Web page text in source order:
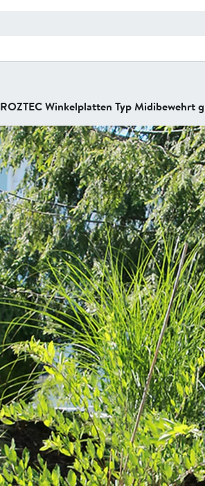
ROZTEC Winkelplatten Typ Midibewehrt